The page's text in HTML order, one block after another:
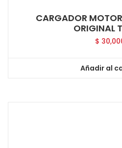
CARGADOR
ORIGINAL
$
Añadir al